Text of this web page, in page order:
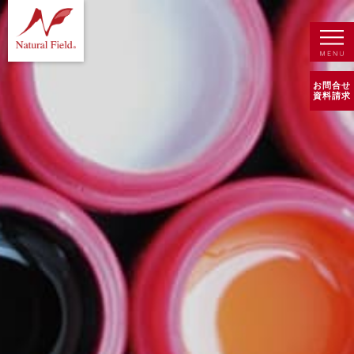
お問合せ
資料請求